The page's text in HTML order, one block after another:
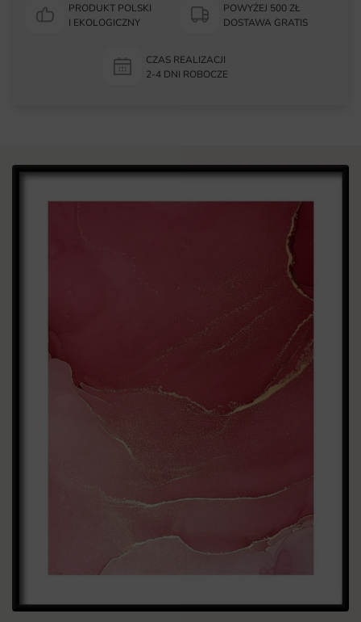
PRODUKT POLSKI
I EKOLOGICZNY
POWYŻEJ 500 ZŁ
DOSTAWA GRATIS
CZAS REALIZACJI
2-4 DNI ROBOCZE